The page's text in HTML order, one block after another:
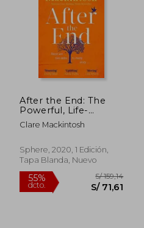
55%
dcto.
After the End: The
Powerful, Life-
Affirming Novel From
the Sunday Times
Bestselling Author
(en Inglés)
Clare Mackintosh
Sphere, 2020, 1 Edición,
Tapa Blanda, Nuevo